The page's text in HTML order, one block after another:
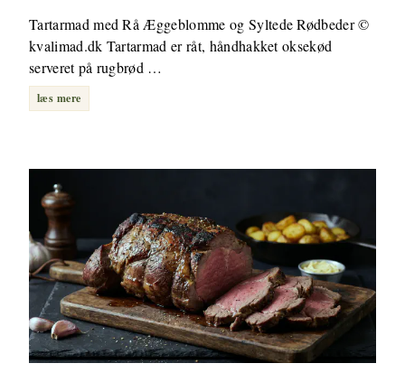
Tartarmad med Rå Æggeblomme og Syltede Rødbeder ©
kvalimad.dk Tartarmad er råt, håndhakket oksekød
serveret på rugbrød …
læs mere